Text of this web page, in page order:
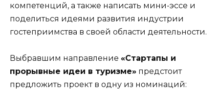
компетенций, а также написать мини-эссе и
поделиться идеями развития индустрии
гостеприимства в своей области деятельности.
Выбравшим направление «Стартапы и
прорывные идеи в туризме» предстоит
предложить проект в одну из номинаций: